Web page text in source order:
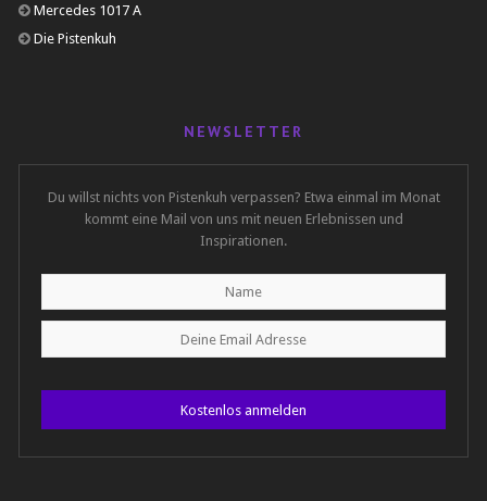
Mercedes 1017 A
Die Pistenkuh
NEWSLETTER
Du willst nichts von Pistenkuh verpassen? Etwa einmal im Monat
kommt eine Mail von uns mit neuen Erlebnissen und
Inspirationen.
Kostenlos anmelden